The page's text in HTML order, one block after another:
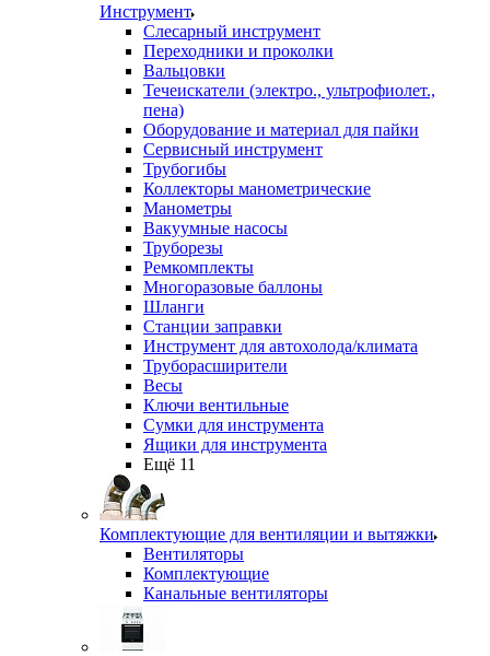
Инструмент
Слесарный инструмент
Переходники и проколки
Вальцовки
Течеискатели (электро., ультрофиолет.,
пена)
Оборудование и материал для пайки
Сервисный инструмент
Трубогибы
Коллекторы манометрические
Манометры
Вакуумные насосы
Труборезы
Ремкомплекты
Многоразовые баллоны
Шланги
Станции заправки
Инструмент для автохолода/климата
Труборасширители
Весы
Ключи вентильные
Сумки для инструмента
Ящики для инструмента
Ещё 11
Комплектующие для вентиляции и вытяжки
Вентиляторы
Комплектующие
Канальные вентиляторы